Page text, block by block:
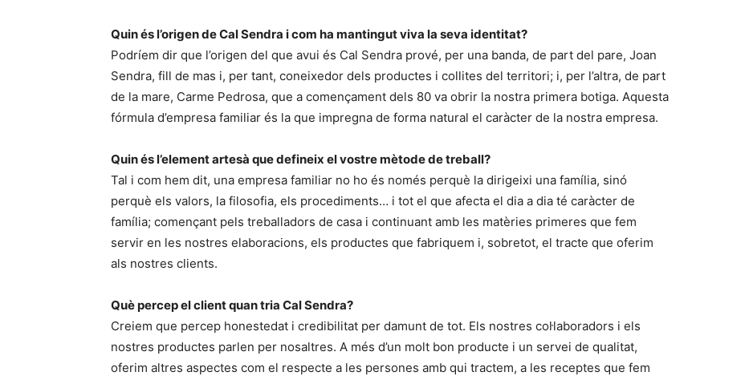
Quin és l’origen de Cal Sendra i com ha mantingut viva la seva identitat?
Podríem dir que l’origen del que avui és Cal Sendra prové, per una banda, de part del pare, Joan
Sendra, fill de mas i, per tant, coneixedor dels productes i collites del territori; i, per l’altra, de part
de la mare, Carme Pedrosa, que a començament dels 80 va obrir la nostra primera botiga. Aquesta
fórmula d’empresa familiar és la que impregna de forma natural el caràcter de la nostra empresa.
Quin és l’element artesà que defineix el vostre mètode de treball?
Tal i com hem dit, una empresa familiar no ho és només perquè la dirigeixi una família, sinó
perquè els valors, la filosofia, els procediments… i tot el que afecta el dia a dia té caràcter de
família; començant pels treballadors de casa i continuant amb les matèries primeres que fem
servir en les nostres elaboracions, els productes que fabriquem i, sobretot, el tracte que oferim
als nostres clients.
Què percep el client quan tria Cal Sendra?
Creiem que percep honestedat i credibilitat per damunt de tot. Els nostres col·laboradors i els
nostres productes parlen per nosaltres. A més d’un molt bon producte i un servei de qualitat,
oferim altres aspectes com el respecte a les persones amb qui tractem, a les receptes que fem